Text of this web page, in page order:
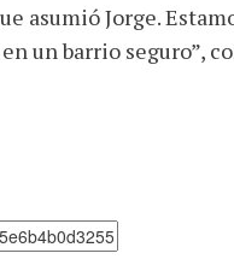
asumió Jorge.
un barrio seguro”,